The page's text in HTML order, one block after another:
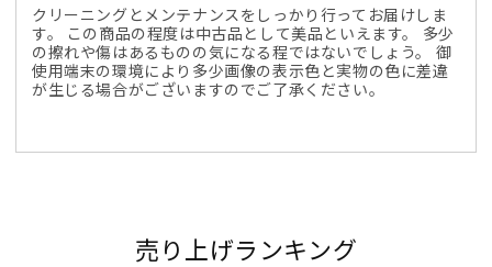
クリーニングとメンテナンスをしっかり行ってお届けしま
す。 この商品の程度は中古品として美品といえます。 多少
の擦れや傷はあるものの気になる程ではないでしょう。 御
使用端末の環境により多少画像の表示色と実物の色に差違
が生じる場合がございますのでご了承ください。
売り上げランキング